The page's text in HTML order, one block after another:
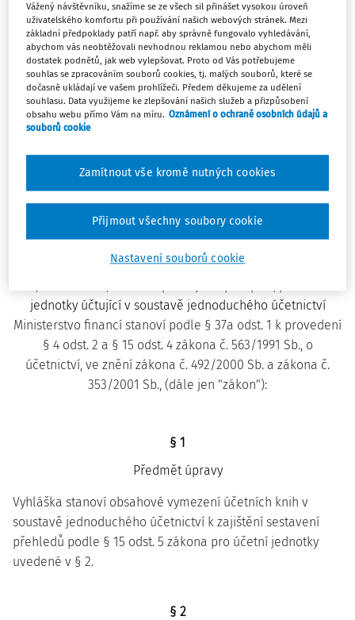
§ 9 Účinnost
Paragrafové znění
Platný od:01.01.2003
VYHLÁŠKA
kterou se provádějí některá ustanovení zákona č. 563/1991
jednotky účtující v soustavě jednoduchého účetnictví
Ministerstvo financí stanoví podle § 37a odst. 1 k provedení
§ 4 odst. 2 a § 15 odst. 4 zákona č. 563/1991 Sb., o
účetnictví, ve znění zákona č. 492/2000 Sb. a zákona č.
353/2001 Sb., (dále jen "zákon"):
§ 1
Předmět úpravy
Vyhláška stanoví obsahové vymezení účetních knih v
soustavě jednoduchého účetnictví k zajištění sestavení
přehledů podle § 15 odst. 5 zákona pro účetní jednotky
uvedené v § 2.
§ 2
Vážený návštěvníku, snažíme se ze všech sil přinášet vysokou úroveň
uživatelského komfortu při používání našich webových stránek. Mezi
základní předpoklady patří např. aby správně fungovalo vyhledávání,
abychom vás neobtěžovali nevhodnou reklamou nebo abychom měli
dostatek podnětů, jak web vylepšovat. Proto od Vás potřebujeme
souhlas se zpracováním souborů cookies, tj. malých souborů, které se
dočasně ukládají ve vašem prohlížeči. Předem děkujeme za udělení
souhlasu. Data využijeme ke zlepšování našich služeb a přizpůsobení
obsahu webu přímo Vám na míru. Oznámení o ochraně osobních údajů a
souborů cookie
Nastavení souborů cookie
Zamítnout vše kromě nutných cookies
Přijmout všechny soubory cookie